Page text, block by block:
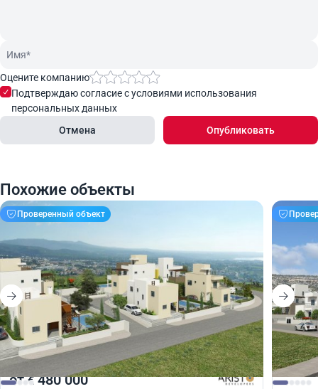
Оцените компанию
Подтверждаю согласие с условиями использования
персональных данных
Отмена
Опубликовать
Похожие объекты
Проверенный объект
от€480 000